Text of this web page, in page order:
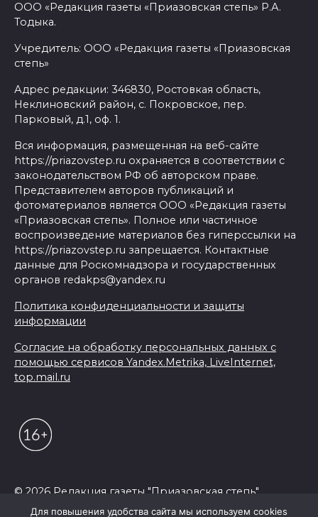
ООО «Редакция газеты «Приазовская степь» Р.А.
Тодыка.
Учредитель: ООО «Редакция газеты «Приазовская
степь»
Адрес редакции: 346830, Ростовкая область,
Неклиновский район, с. Покровское, пер.
Парковый, д.1, оф. 1.
Вся информация, размещенная на веб-сайте
https://priazovstep.ru охраняется в соответствии с
законодательством РФ об авторском праве.
Представителем авторов публикаций и
фотоматериалов является ООО «Редакция газеты
«Приазовская степь». Полное или частичное
воспроизведение материалов без гиперссылки на
https://priazovstep.ru запрещается. Контактные
данные для Роскомнадзора и государственных
органов redakps@yandex.ru
Политика конфиденциальности и защиты
информации
Согласие на обработку персональных данных с
помощью сервисов Yandex.Metrika, LiveInternet,
top.mail.ru
© 2026 Редакция газеты "Приазовская степь"
Для повышения удобства сайта мы используем cookies